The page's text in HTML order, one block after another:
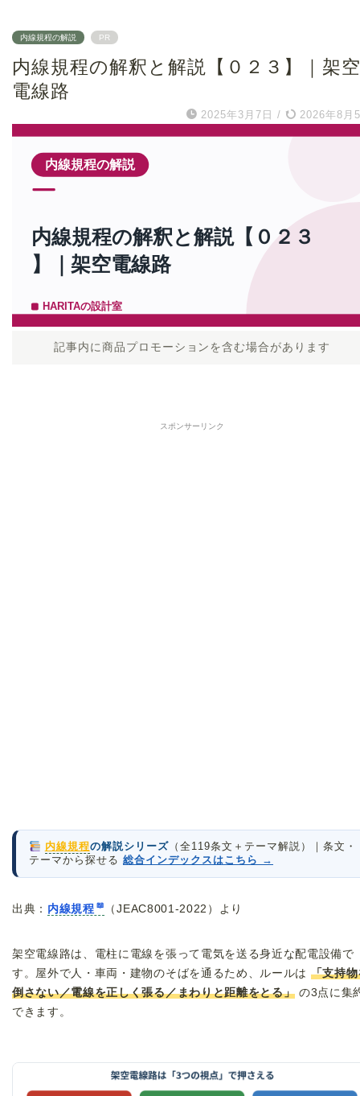
内線規程の解説 PR
内線規程の解釈と解説【０２３】｜架空
電線路
2025年3月7日 / 2026年8月
記事内に商品プロモーションを含む場合があります
スポンサーリンク
内線規程の解説シリーズ（全119条文＋テーマ解説）｜条文・
テーマから探せる 総合インデックスはこちら →
出典： 内線規程 （JEAC8001-2022）より
架空電線路は、電柱に電線を張って電気を送る身近な配電設備で
す。屋外で人・車両・建物のそばを通るため、ルールは 「支持物
倒さない／電線を正しく張る／まわりと距離をとる」 の3点に集
できます。